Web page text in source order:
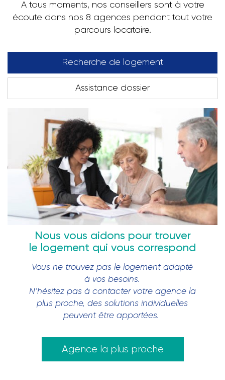
A tous moments, nos conseillers sont à votre
écoute dans nos 8 agences pendant tout votre
parcours locataire.
Recherche de logement
Assistance dossier
Nous vous aidons pour trouver
le logement qui vous correspond
Vous ne trouvez pas le logement adapté
à vos besoins.
N’hésitez pas à contacter votre agence la
plus proche, des solutions individuelles
peuvent être apportées.
Agence la plus proche